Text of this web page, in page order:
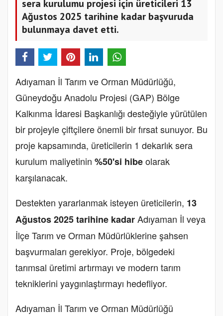
sera kurulumu projesi için üreticileri 13
Ağustos 2025 tarihine kadar başvuruda
bulunmaya davet etti.
Adıyaman İl Tarım ve Orman Müdürlüğü,
Güneydoğu Anadolu Projesi (GAP) Bölge
Kalkınma İdaresi Başkanlığı desteğiyle yürütülen
bir projeyle çiftçilere önemli bir fırsat sunuyor. Bu
proje kapsamında, üreticilerin 1 dekarlık sera
kurulum maliyetinin %50'si hibeolarak
karşılanacak.
Destekten yararlanmak isteyen üreticilerin, 13
Ağustos 2025 tarihine kadarAdıyaman İl veya
İlçe Tarım ve Orman Müdürlüklerine şahsen
başvurmaları gerekiyor. Proje, bölgedeki
tarımsal üretimi artırmayı ve modern tarım
tekniklerini yaygınlaştırmayı hedefliyor.
Adıyaman İl Tarım ve Orman Müdürlüğü